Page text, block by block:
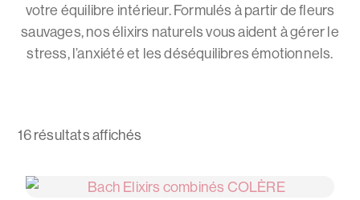
votre équilibre intérieur. Formulés à partir de fleurs
sauvages, nos élixirs naturels vous aident à gérer le
stress, l’anxiété et les déséquilibres émotionnels.
16 résultats affichés